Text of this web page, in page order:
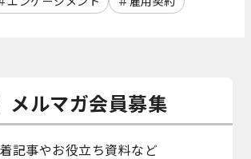
メルマガ会員募集
記事やお役立ち資料など